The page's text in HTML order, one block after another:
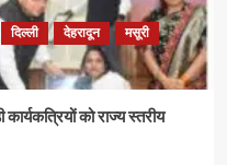
दिल्ली देहरादून
मसूरी
को राज्य स्तरीय